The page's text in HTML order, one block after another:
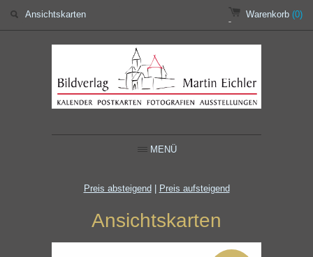
Warenkorb (0)
MENÜ
Preis absteigend Preis aufsteigend
Ansichtskarten